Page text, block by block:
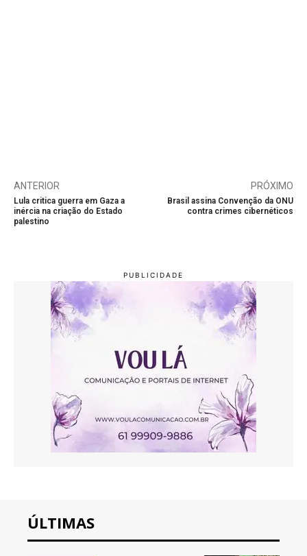
ANTERIOR
Lula critica guerra em Gaza a
inércia na criação do Estado
palestino
PRÓXIMO
Brasil assina Convenção da ONU
contra crimes cibernéticos
ÚLTIMAS